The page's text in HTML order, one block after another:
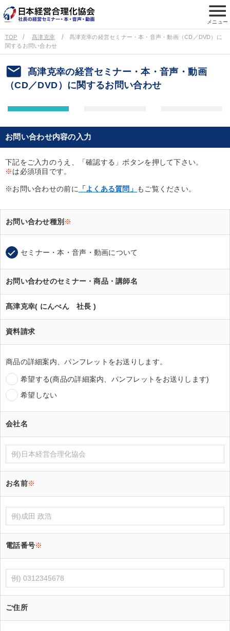
menu
メニュー
TOP 髙津克幸
髙津克幸の経営セミナー・本・音声・動画（CD／DVD）に
関するお問い合わせ
email
髙津克幸の経営セミナー・本・音声・動画
（CD／DVD）に関するお問い合わせ
お問い合わせ内容の入力
下記をご入力のうえ、「確認する」ボタンを押して下さい。
※は必須項目です。
※お問い合わせの前に 「よくある質問」 もご覧ください。
お問い合わせ種別 ※
セミナー・本・音声・動画について
お問い合わせのセミナー・商品・講師名
髙津克幸( にんべん 社長 )
資料請求
商品の詳細案内、パンフレットをお送りします。
希望する(商品の詳細案内、パンフレットをお送りします)
希望しない
会社名
お名前※
電話番号※
ご住所